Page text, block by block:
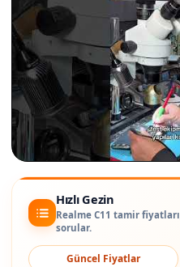
Hızlı Gezin
Realme C11 tamir
sorular.
Güncel Fiyatlar